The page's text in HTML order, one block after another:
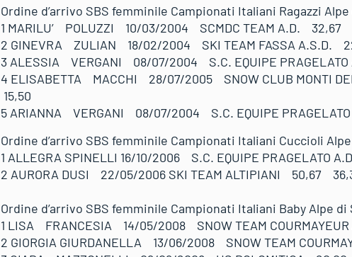
Ordine d’arrivo SBS femminile Campionati
1 MARILU’ POLUZZI 10/03/2004 SCMDC TEAM A.D.
2 GINEVRA ZULIAN 18/02/2004 SKI TEAM FASSA A.S.D.
3 ALESSIA VERGANI 08/07/2004 S.C. EQUIPE
4 ELISABETTA MACCHI 28/07/2005 SNOW CLUB MONTI
15,50
5 ARIANNA VERGANI 08/07/2004 S.C. EQUIPE
Ordine d’arrivo SBS femminile Campionati
1 ALLEGRA SPINELLI 16/10/2006 S.C. EQUIPE PRAGELATO
2 AURORA DUSI 22/05/2006 SKI TEAM ALTIPIANI 50,67
Ordine d’arrivo SBS femminile Campionati
1 LISA FRANCESIA 14/05/2008 SNOW TEAM
2 GIORGIA GIURDANELLA 13/06/2008 SNOW TEAM